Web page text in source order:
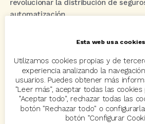
revolucionar la distribución de
automatización
acuerdo Acuerdos Allianz
Avant2 Avant2 Sales Manager
Codeoscopic
Esta web usa cookies
Utilizamos cookies propias y de
experiencia analizando la
usuarios. Puedes obtener más
"Leer más", aceptar todas las
"Aceptar todo", rechazar todas las
botón "Rechazar todo" o
botón "Configurar